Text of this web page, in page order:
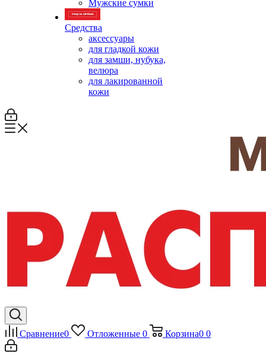
Мужские сумки
Средства
аксессуары
для гладкой кожи
для замши, нубука,
велюра
для лакированной
кожи
Сравнение0 Отложенные 0 Корзина0 0